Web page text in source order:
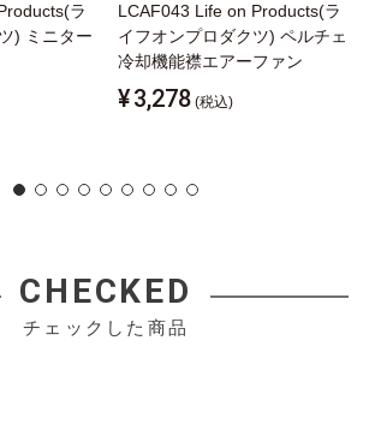
ラ
) ミニター
LCAF043 Life on Products(ラ
イフオンプロダクツ) ペルチェ
冷却機能襟エアーファン
¥3,278 (税込)
CHECKED
チェックした商品